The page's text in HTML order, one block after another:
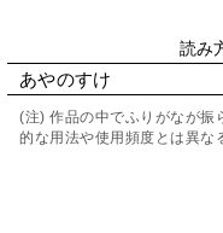
読み
あやのすけ
(注) 作品の中でふりがなが振
的な用法や使用頻度とは異な